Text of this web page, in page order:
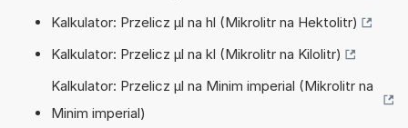
Kalkulator: Przelicz µl na hl (Mikrolitr na Hektolitr)
Kalkulator: Przelicz µl na kl (Mikrolitr na Kilolitr)
Kalkulator: Przelicz µl na Minim imperial (Mikrolitr na
Minim imperial)